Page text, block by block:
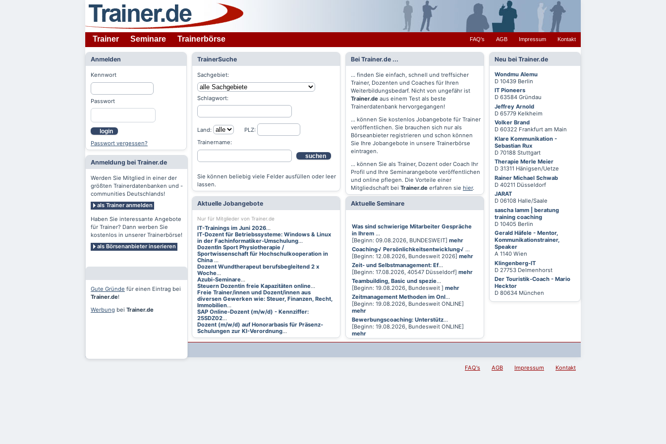
Trainer Seminare Trainerbörse FAQ's AGB Impressum Kontakt
Anmelden
Kennwort
Passwort
login
Passwort vergessen?
Anmeldung bei Trainer.de
Werden Sie Mitglied in einer der
größten Trainerdatenbanken und -
communities Deutschlands!
als Trainer anmelden
Haben Sie interessante Angebote
für Trainer? Dann werben Sie
kostenlos in unserer Trainerbörse!
als Börsenanbieter inserieren
Gute Gründe für einen Eintrag bei
Trainer.de!
Werbung bei Trainer.de
Neu bei Trainer.de
Wondmu Alemu
D 10439 Berlin
IT Pioneers
D 63584 Gründau
Jeffrey Arnold
D 65779 Kelkheim
Volker Brand
D 60322 Frankfurt am Main
Klare Kommunikation -
Sebastian Rux
D 70188 Stuttgart
Therapie Merle Meier
D 31311 Hänigsen/Uetze
Rainer Michael Schwab
D 40211 Düsseldorf
JARAT
D 06108 Halle/Saale
sascha lamm | beratung
training coaching
D 10405 Berlin
Gerald Häfele - Mentor,
Kommunikationstrainer,
Speaker
A 1140 Wien
Klingenberg-IT
D 27753 Delmenhorst
Der Touristik-Coach - Mario
Hecktor
D 80634 München
TrainerSuche
Sachgebiet:
Schlagwort:
Land:
PLZ:
Trainername:
suchen
Sie können beliebig viele Felder ausfüllen oder leer
lassen.
Aktuelle Jobangebote
Nur für Mitglieder von Trainer.de
IT-Trainings im Juni 2026...
IT-Dozent für Betriebssysteme: Windows & Linux
in der Fachinformatiker-Umschulung...
DozentIn Sport Physiotherapie /
Sportwissenschaft für Hochschulkooperation in
China ...
Dozent Wundtherapeut berufsbegleitend 2 x
Woche...
Azubi-Seminare...
Steuern Dozentin freie Kapazitäten online...
Freie Trainer/innen und Dozent/innen aus
diversen Gewerken wie: Steuer, Finanzen, Recht,
Immobilien...
SAP Online-Dozent (m/w/d) - Kennziffer:
25SDZ02...
Dozent (m/w/d) auf Honorarbasis für Präsenz-
Schulungen zur KI-Verordnung...
Bei Trainer.de ...
... finden Sie einfach, schnell und treffsicher
Trainer, Dozenten und Coaches für Ihren
Weiterbildungsbedarf. Nicht von ungefähr ist
Trainer.de aus einem Test als beste
Trainerdatenbank hervorgegangen!
... können Sie kostenlos Jobangebote für Trainer
veröffentlichen. Sie brauchen sich nur als
Börseanbieter registrieren und schon können
Sie Ihre Jobangebote in unsere Trainerbörse
eintragen.
... können Sie als Trainer, Dozent oder Coach Ihr
Profil und Ihre Seminarangebote veröffentlichen
und online pflegen. Die Vorteile einer
Mitgliedschaft bei Trainer.de erfahren sie hier.
Aktuelle Seminare
Was sind schwierige Mitarbeiter Gespräche
in Ihrem ...
[Beginn: 09.08.2026, BUNDESWEIT] mehr
Coaching√ Persönlichkeitsentwicklung√ ...
[Beginn: 12.08.2026, Bundesweit 2026] mehr
Zeit- und Selbstmanagement: Ef...
[Beginn: 17.08.2026, 40547 Düsseldorf] mehr
Teambuilding, Basic und spezie...
[Beginn: 19.08.2026, Bundesweit ] mehr
Zeitmanagement Methoden im Onl...
[Beginn: 19.08.2026, Bundesweit ONLINE]
mehr
Bewerbungscoaching: Unterstütz...
[Beginn: 19.08.2026, Bundesweit ONLINE]
mehr
FAQ's AGB Impressum Kontakt